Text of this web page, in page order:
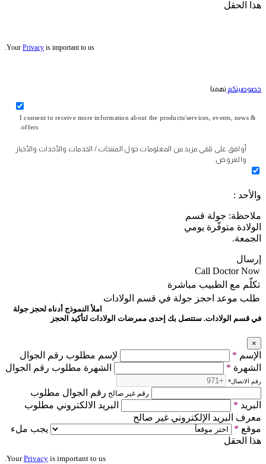
هذا الحقل
Your Privacy is important to us.
خصوصيتكم تهمنا
I consent to receive more information about the products/services, events, news &
offers.
أوافق على تلقي مزيد من المعلومات حول المنتجات / الخدمات والأحداث والأخبار
والعروض.
والأحد :
ملاحظة: جولة قسم
الولادة متوفّرة يومي
الجمعة.
إرسال
Call Doctor Now
تكلّم مع الطبيب مباشرة
طلب موعد احجز جولة في قسم الولادات
املأ النموذج أدناه لحجز جولة
في قسم الولادات. ستتصل بك إحدى ممرضات الولادات لتأكيد الحجز
×
الإسم *
لإسم مطلوب رقم الجوال
الشهرة * الشهرة مطلوب رقم الجوال
رقم الاتصال*
رقم غير صالح رقم الجوال مطلوب
البريد *
البريد الالكتروني مطلوب
معرف البريد الإلكتروني غير صالح
موقع *
يجب ملء
هذا الحقل
YourPrivacy is important to us.